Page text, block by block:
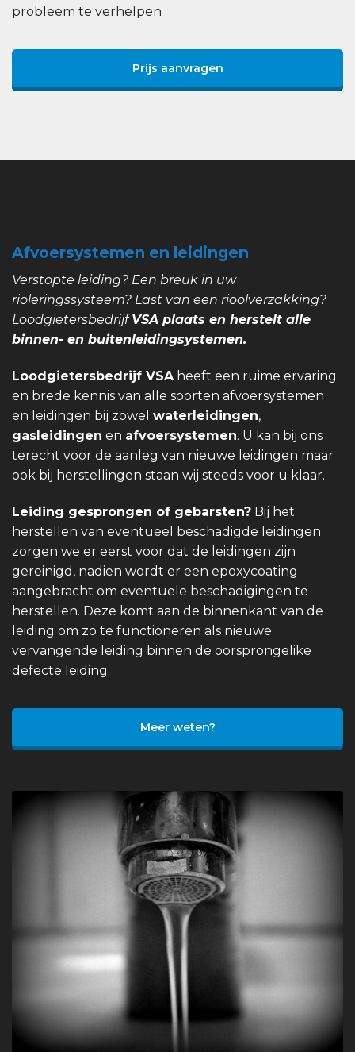
probleem te verhelpen
Prijs aanvragen
Afvoersystemen en leidingen
Verstopte leiding? Een breuk in uw
rioleringssysteem? Last van een rioolverzakking?
LoodgietersbedrijfVSA plaats en herstelt alle
binnen- en buitenleidingsystemen.
Loodgietersbedrijf VSA heeft een ruime ervaring
en brede kennis van alle soorten afvoersystemen
en leidingen bij zowel waterleidingen,
gasleidingen en afvoersystemen. U kan bij ons
terecht voor de aanleg van nieuwe leidingen maar
ook bij herstellingen staan wij steeds voor u klaar.
Leiding gesprongen of gebarsten? Bij het
herstellen van eventueel beschadigde leidingen
zorgen we er eerst voor dat de leidingen zijn
gereinigd, nadien wordt er een epoxycoating
aangebracht om eventuele beschadigingen te
herstellen. Deze komt aan de binnenkant van de
leiding om zo te functioneren als nieuwe
vervangende leiding binnen de oorsprongelike
defecte leiding.
Meer weten?